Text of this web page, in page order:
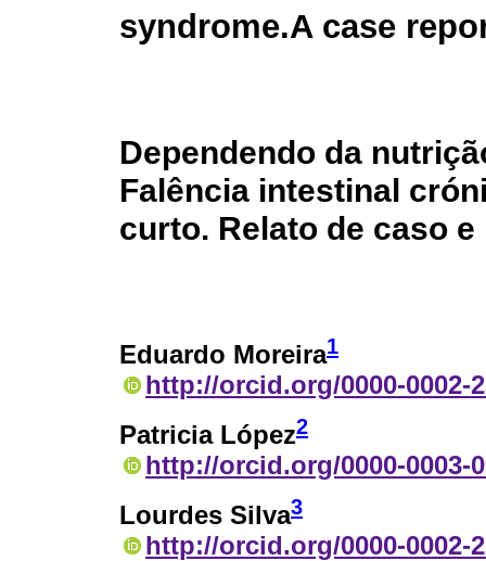
syndrome.A case
Dependendo da
Falência intestinal
curto. Relato de caso
Eduardo Moreira1
http://orcid.org/0000-0002-
Patricia López2
http://orcid.org/0000-0003-
Lourdes Silva3
http://orcid.org/0000-0002-